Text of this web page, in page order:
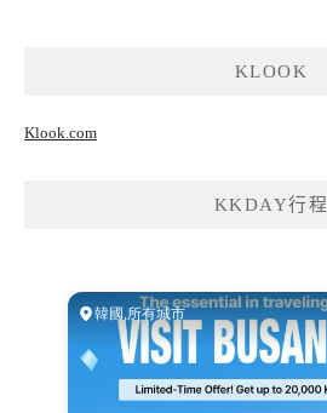
KLOOK
Klook.com
KKDAY行程